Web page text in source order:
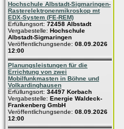
Hochschule Albstadt-Sigmaringen-
Rasterelektronenmikroskop mt
EDX-System (FE-REM)
Erfüllungsort: 72458 Albstadt
Vergabestelle: Hochschule
Albstadt-Sigmaringen
Veröffentlichungsende: 08.09.2026
12:00
Planungsleistungen für die
Errichtung von zwei
Mobilfunkmasten in Böhne und
Volkardinghausen
Erfüllungsort: 34497 Korbach
Vergabestelle: Energie Waldeck-
Frankenberg GmbH
Veröffentlichungsende: 08.09.2026
12:00